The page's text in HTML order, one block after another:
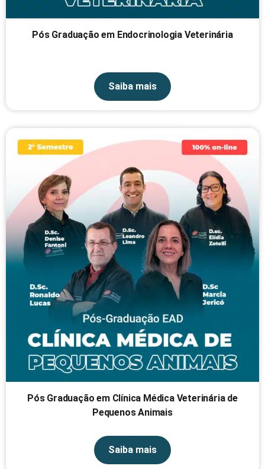
Pós Graduação em Endocrinologia Veterinária
Saiba mais
Pós Graduação em Clínica Médica Veterinária de
Pequenos Animais
Saiba mais